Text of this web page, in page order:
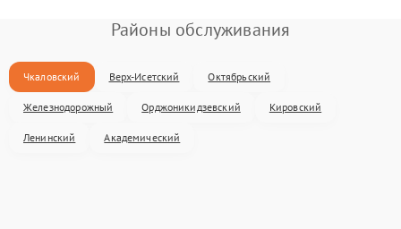
Районы обслуживания
Чкаловский Верх-Исетский Октябрьский
Железнодорожный Орджоникидзевский Кировский
Ленинский Академический